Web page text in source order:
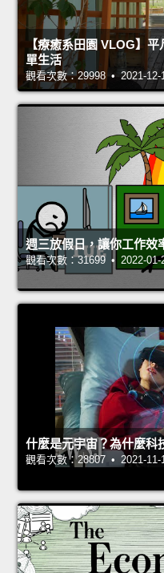
【療癒系田園 VLOG】
單生活
觀看次數：29998 • 2021-12-
週三放假日，讓你工作效
觀看次數：31699 • 2022-01-
什麼是元宇宙？為什麼科
觀看次數：28807 • 2021-11-